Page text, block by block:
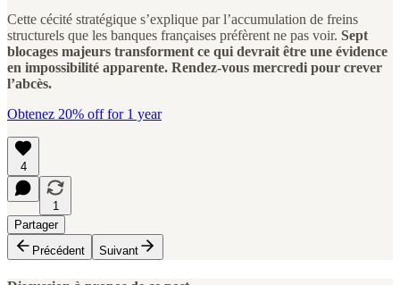
Cette cécité stratégique s’explique par l’accumulation de freins
structurels que les banques françaises préfèrent ne pas voir. Sept
blocages majeurs transforment ce qui devrait être une évidence
en impossibilité apparente. Rendez-vous mercredi pour crever
l’abcès.
Obtenez 20% off for 1 year
4
1
Partager
Précédent
Suivant